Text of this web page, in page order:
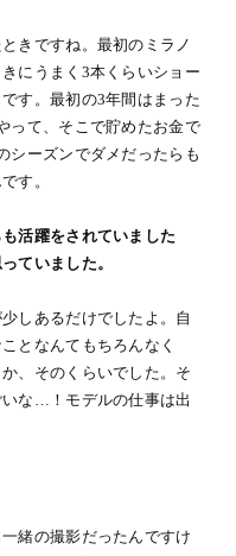
きですね。最初のミラノ
にうまく3本くらいショー
す。最初の3年間はまった
って、そこで貯めたお金で
シーズンでダメだったらも
す。
活躍をされていました
ていました。
しあるだけでしたよ。自
となんてもちろんなく
、そのくらいでした。そ
な…！モデルの仕事は出
緒の撮影だったんですけ